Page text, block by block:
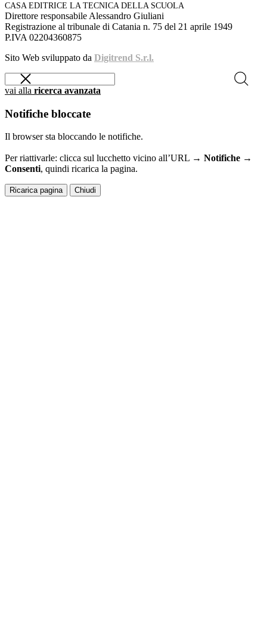
CASA EDITRICE LA TECNICA DELLA SCUOLA
Direttore responsabile Alessandro Giuliani
Registrazione al tribunale di Catania n. 75 del 21 aprile 1949
P.IVA 02204360875
Sito Web sviluppato da Digitrend S.r.l.
vai alla ricerca avanzata
Notifiche bloccate
Il browser sta bloccando le notifiche.
Per riattivarle: clicca sul lucchetto vicino all’URL → Notifiche →
Consenti, quindi ricarica la pagina.
Ricarica pagina Chiudi